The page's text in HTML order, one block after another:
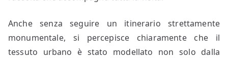
Anche senza seguire un itinerario strettamente
monumentale, si percepisce chiaramente che il
tessuto urbano è stato modellato non solo dalla